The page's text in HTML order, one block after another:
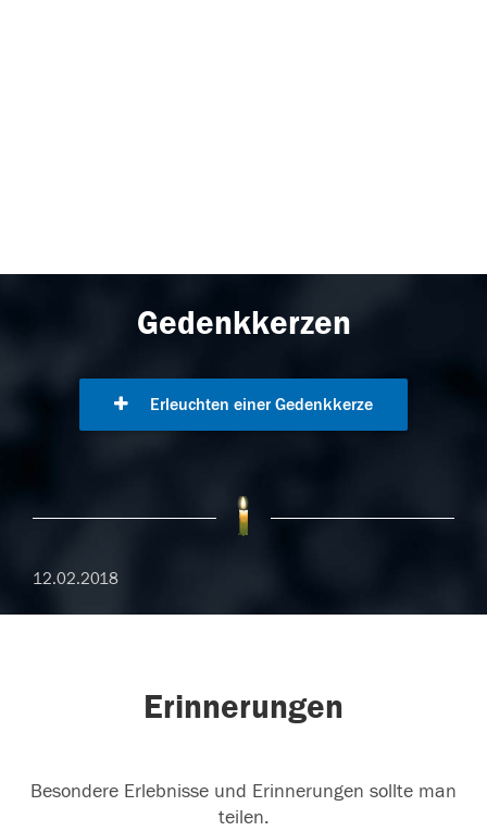
Gedenkkerzen
Erleuchten einer Gedenkkerze
12.02.2018
Erinnerungen
Besondere Erlebnisse und Erinnerungen sollte man
teilen.